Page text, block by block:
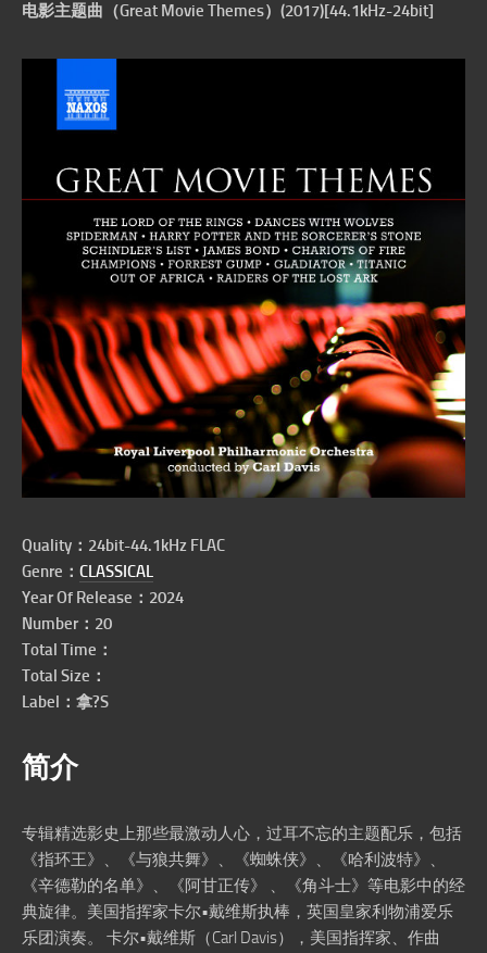
电影主题曲（Great Movie Themes）(2017)[44.1kHz-24bit]
Quality：24bit-44.1kHz FLAC
Genre： CLASSICAL
Year Of Release：2024
Number：20
Total Time：
Total Size：
Label：拿?S
简介
专辑精选影史上那些最激动人心，过耳不忘的主题配乐，包括
《指环王》、《与狼共舞》、《蜘蛛侠》、《哈利波特》、
《辛德勒的名单》、《阿甘正传》 、《角斗士》等电影中的经
典旋律。美国指挥家卡尔•戴维斯执棒，英国皇家利物浦爱乐
乐团演奏。 卡尔•戴维斯（Carl Davis），美国指挥家、作曲